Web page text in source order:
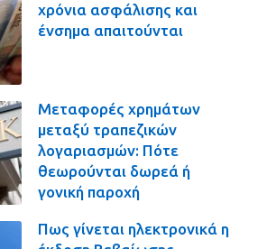
χρόνια ασφάλισης και
ένσημα απαιτούνται
Μεταφορές χρημάτων
μεταξύ τραπεζικών
λογαριασμών: Πότε
θεωρούνται δωρεά ή
γονική παροχή
Πως γίνεται ηλεκτρονικά η